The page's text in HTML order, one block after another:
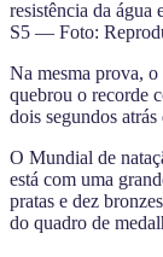
resistência da água
S5 — Foto:
Na mesma prova,
quebrou o recorde
dois segundos atrás
O Mundial de
está com uma
pratas e dez
do quadro de